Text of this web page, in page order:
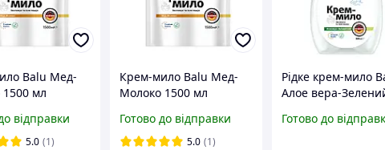
Balu Мед-
мл
відправки
5.0 (1)
Крем-мило Balu Мед-
Молоко 1500 мл
Готово до відправки
5.0 (1)
Рідке крем-мило
Алое вера-
600 мл
Готово до